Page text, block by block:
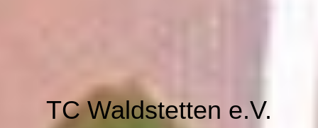
TC Waldstetten e.V.